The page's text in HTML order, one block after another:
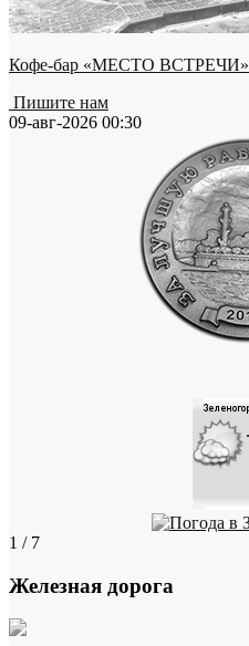
Кофе-бар «МЕСТО ВСТРЕЧИ»
Пишите нам
09-авг-2026 00:30
1 / 7
Железная дорога